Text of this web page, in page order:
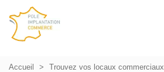
Accueil Trouvez vos locaux commerciaux